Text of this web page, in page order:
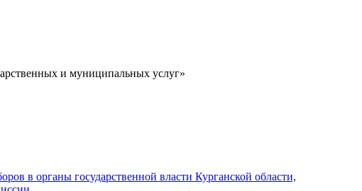
и муниципальных услуг»
в органы государственной власти Курганской области,